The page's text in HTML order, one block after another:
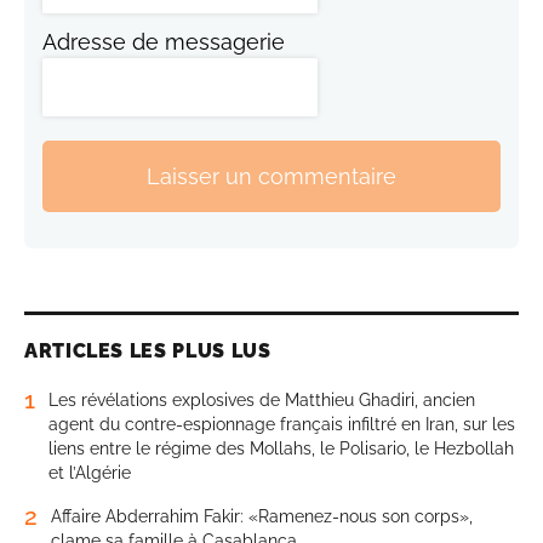
Adresse de messagerie
Laisser un commentaire
ARTICLES LES PLUS LUS
1
Les révélations explosives de Matthieu Ghadiri, ancien
agent du contre-espionnage français infiltré en Iran, sur les
liens entre le régime des Mollahs, le Polisario, le Hezbollah
et l’Algérie
2
Affaire Abderrahim Fakir: «Ramenez-nous son corps»,